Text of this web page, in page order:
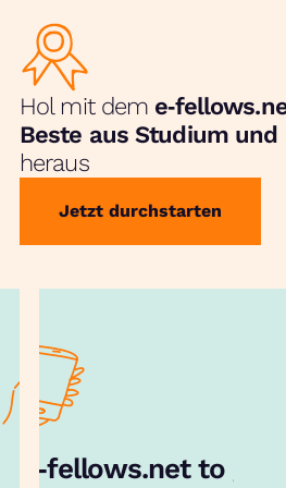
Hol mit dem
Beste aus Studium und
heraus
Jetzt durchstarten
e‑fellows.net to go: